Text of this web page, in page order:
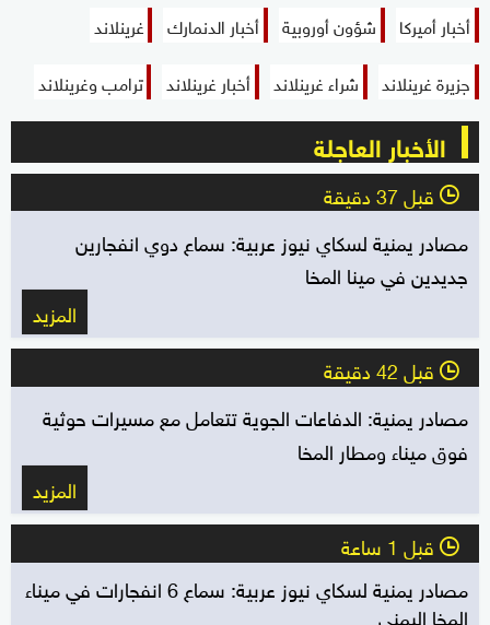
أخبار أميركا شؤون أوروبية أخبار الدنمارك
غرينلاند
جزيرة غرينلاند
شراء غرينلاند أخبار غرينلاند ترامب وغرينلاند
الأخبار العاجلة
l قبل 37 دقيقة
مصادر يمنية لسكاي نيوز عربية: سماع دوي انفجارين
جديدين في مينا المخا
المزيد
l قبل 42 دقيقة
مصادر يمنية: الدفاعات الجوية تتعامل مع مسيرات حوثية
فوق ميناء ومطار المخا
المزيد
l قبل 1 ساعة
مصادر يمنية لسكاي نيوز عربية: سماع 6 انفجارات في ميناء
المخا اليمني